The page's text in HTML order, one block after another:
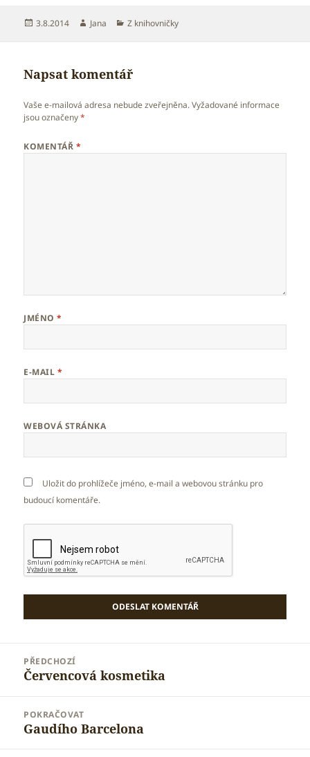
Publikováno:
3.8.2014 Autor:
Jana Rubriky:
Z knihovničky
Napsat komentář
Vaše e-mailová adresa nebude zveřejněna. Vyžadované informace
jsou označeny*
KOMENTÁŘ *
JMÉNO*
E-MAIL *
WEBOVÁ STRÁNKA
Uložit do prohlížeče jméno, e-mail a webovou stránku pro
budoucí komentáře.
příspěvek
PŘEDCHOZÍ
Předchozí
Červencová kosmetika
POKRAČOVAT
Následující
Gaudího Barcelona